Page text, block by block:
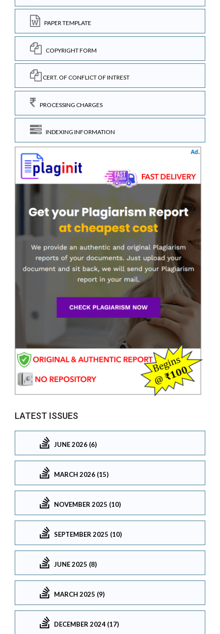
PAPER TEMPLATE
COPYRIGHT FORM
CERT. OF CONFLICT OF INTREST
PROCESSING CHARGES
INDEXING INFORMATION
LATEST ISSUES
JUNE 2026 (6)
MARCH 2026 (15)
NOVEMBER 2025 (10)
SEPTEMBER 2025 (10)
JUNE 2025 (8)
MARCH 2025 (9)
DECEMBER 2024 (17)